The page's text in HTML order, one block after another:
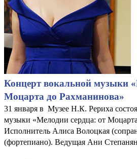
Концерт вокальной музыки
Моцарта до Рахманинова»
31 января в Музее Н.К. Рериха
музыки «Мелодии сердца: от
Исполнитель Алиса Волоцкая
(фортепиано). Ведущая Ани